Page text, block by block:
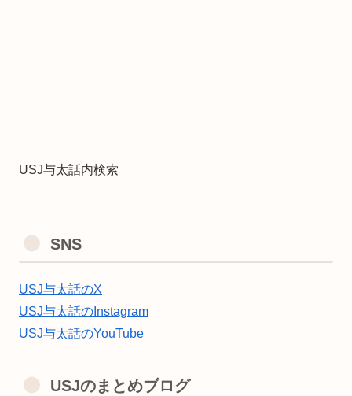
USJ与太話内検索
SNS
USJ与太話のX
USJ与太話のInstagram
USJ与太話のYouTube
USJのまとめブログ